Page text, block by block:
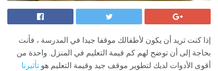
إذا كنت تريد أن يكون لأطفالك موقفا جيدا في المدرسة ، فأنت
بحاجة إلى أن توضح لهم كم قيمة التعليم في المنزل. واحدة من
أقوى الأدوات لديك لتطوير موقف جيد وقيمة التعليم هو تأثيرنا